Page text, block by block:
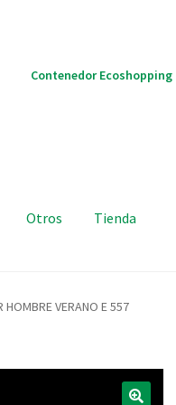
Contenedor Ecoshopping
Otros Tienda
HOMBRE VERANO E 557